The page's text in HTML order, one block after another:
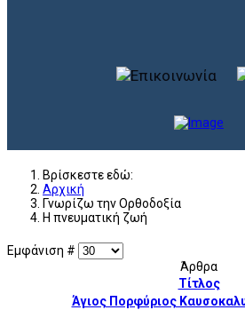
Βρίσκεστε εδώ:
Αρχική
Γνωρίζω την Ορθοδοξία
Η πνευματική ζωή
Εμφάνιση #
Άρθρα
Τίτλος
Άγιος Πορφύριος